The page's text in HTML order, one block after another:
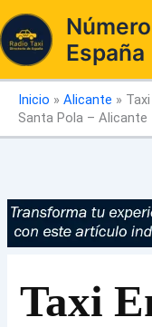
al
contenido
España
Inicio » Alicante »
Santa Pola – Alicante
Taxi